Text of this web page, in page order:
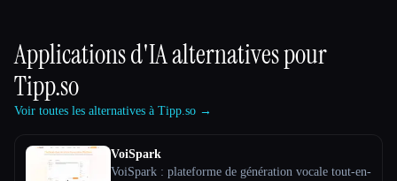
Applications d'IA alternatives pour
Tipp.so
Voir toutes les alternatives à Tipp.so →
VoiSpark
VoiSpark : plateforme de génération vocale tout-en-